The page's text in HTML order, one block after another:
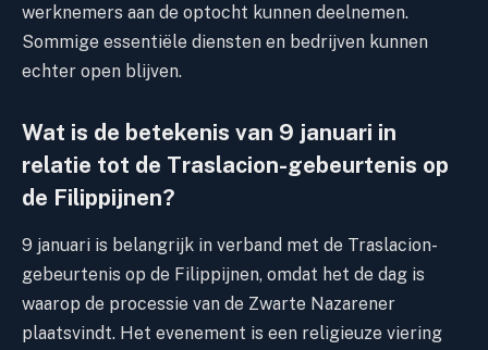
werknemers aan de optocht kunnen deelnemen.
Sommige essentiële diensten en bedrijven kunnen
echter open blijven.
Wat is de betekenis van 9 januari in
relatie tot de Traslacion-gebeurtenis op
de Filippijnen?
9 januari is belangrijk in verband met de Traslacion-
gebeurtenis op de Filippijnen, omdat het de dag is
waarop de processie van de Zwarte Nazarener
plaatsvindt. Het evenement is een religieuze viering